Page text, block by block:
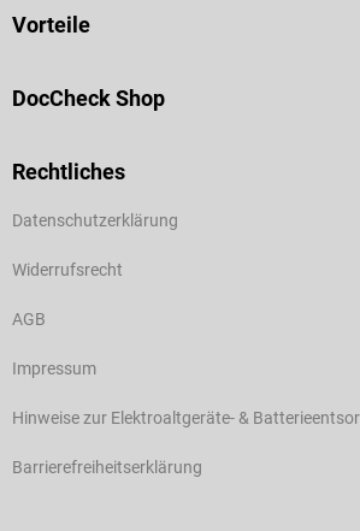
Vorteile
DocCheck Shop
Rechtliches
Datenschutzerklärung
Widerrufsrecht
AGB
Impressum
Hinweise zur Elektroaltgeräte- &
Barrierefreiheitserklärung